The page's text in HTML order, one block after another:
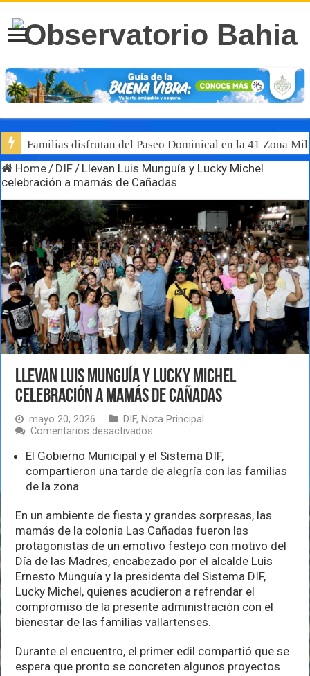
Familias disfrutan del Paseo Dominical en la 41 Zona
Home / DIF / Llevan Luis Munguía y Lucky Michel
celebración a mamás de Cañadas
Llevan Luis Munguía y Lucky Michel
celebración a mamás de Cañadas
mayo 20, 2026 DIF, Nota Principal
Comentarios desactivados
Luis
Munguía
y
celebración
a
mamás
de
Cañadas
El Gobierno Municipal y el Sistema DIF,
compartieron una tarde de alegría con las familias
de la zona
En un ambiente de fiesta y grandes sorpresas, las
mamás de la colonia Las Cañadas fueron las
protagonistas de un emotivo festejo con motivo del
Día de las Madres, encabezado por el alcalde Luis
Ernesto Munguía y la presidenta del Sistema DIF,
Lucky Michel, quienes acudieron a refrendar el
compromiso de la presente administración con el
bienestar de las familias vallartenses.
Durante el encuentro, el primer edil compartió que se
espera que pronto se concreten algunos proyectos